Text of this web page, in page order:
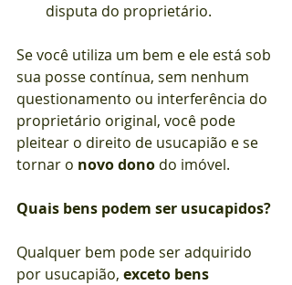
disputa do proprietário.
Se você utiliza um bem e ele está sob
sua posse contínua, sem nenhum
questionamento ou interferência do
proprietário original, você pode
pleitear o direito de usucapião e se
tornar o novo dono do imóvel.
Quais bens podem ser usucapidos?
Qualquer bem pode ser adquirido
por usucapião, exceto bens